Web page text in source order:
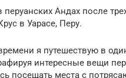
Андах после
в Уарасе, Перу.
я путешествую в
интересные вещи
посещать места с